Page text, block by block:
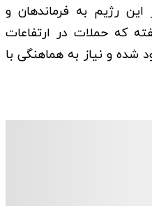
این رژیم به فرماندهان و
که حملات در ارتفاعات
شده و نیاز به هماهنگی با